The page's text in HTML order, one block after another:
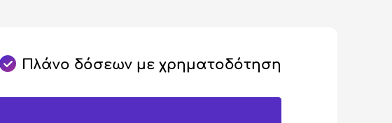
Πλάνο δόσεων με χρηματοδότηση